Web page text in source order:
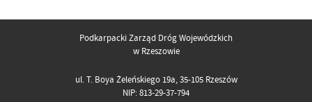
Podkarpacki Zarząd Dróg Wojewódzkich
w Rzeszowie
ul. T. Boya Żeleńskiego 19a, 35-105 Rzeszów
NIP: 813-29-37-794